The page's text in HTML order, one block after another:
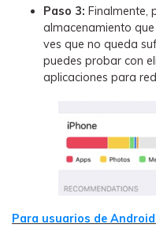
Paso 3: Finalmente,
almacenamiento
ves que no queda
puedes probar con
aplicaciones para
Para usuarios de